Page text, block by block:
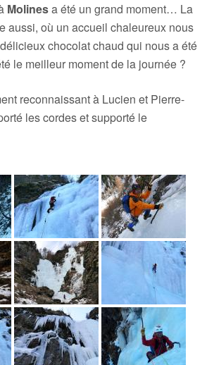
Molinesa été un grand moment… La
aussi, où un accueil chaleureux nous
chocolat chaud qui nous a été
le meilleur moment de la journée ?
reconnaissant à Lucien et Pierre-
les cordes et supporté le